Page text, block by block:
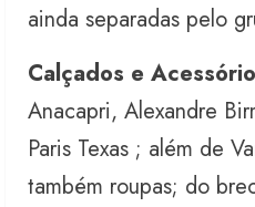
ainda separadas pelo
Calçados e
Anacapri, Alexandre
Paris Texas ; além de
também roupas; do